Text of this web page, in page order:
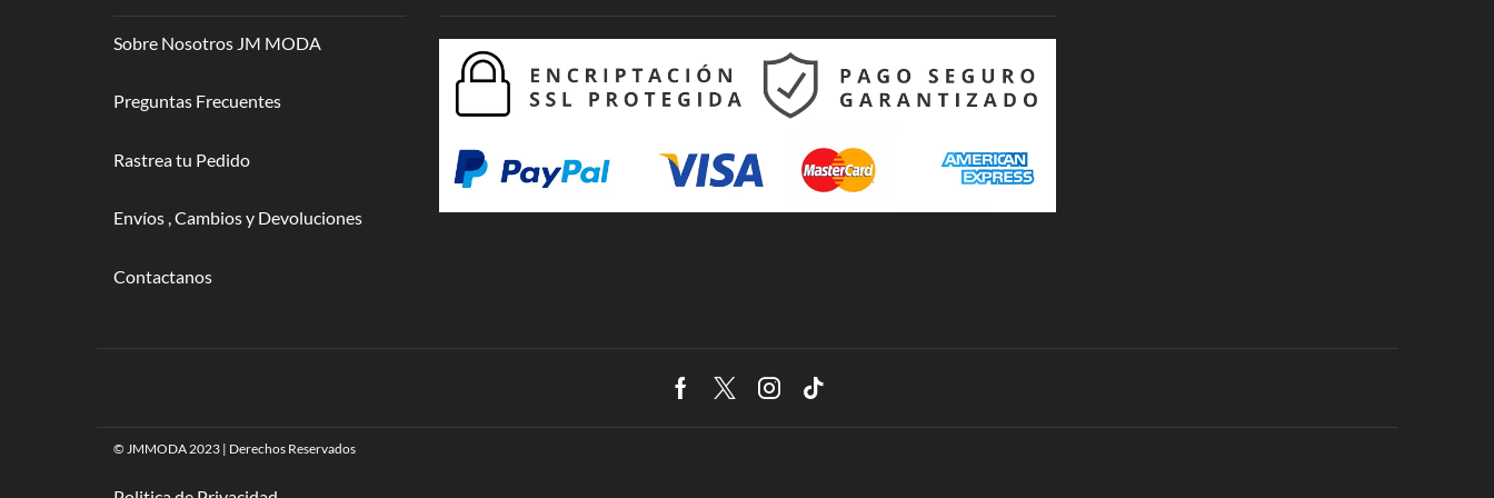
Sobre Nosotros JM MODA
Preguntas Frecuentes
Rastrea tu Pedido
Envíos , Cambios y Devoluciones
Contactanos
Facebook
TwitterInstagram
Tik-
© JMMODA 2023 | Derechos Reservados